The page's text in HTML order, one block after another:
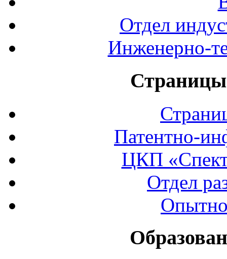
Отдел
Инженерно-
Страницы
Патентно-
ЦКП
Отдел